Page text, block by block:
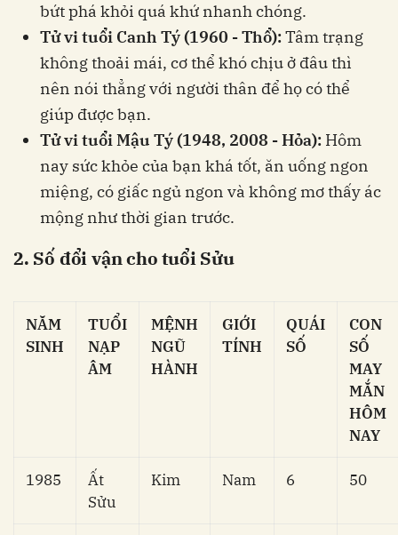
bứt phá khỏi quá khứ nhanh chóng.
Tử vi tuổi Canh Tý (1960 - Thổ):Tâm trạng
không thoải mái, cơ thể khó chịu ở đâu thì
nên nói thẳng với người thân để họ có thể
giúp được bạn.
Tử vi tuổi Mậu Tý (1948, 2008 - Hỏa): Hôm
nay sức khỏe của bạn khá tốt, ăn uống ngon
miệng, có giấc ngủ ngon và không mơ thấy ác
mộng như thời gian trước.
2. Số đổi vận cho tuổi Sửu
NĂM
SINH
TUỔI
NẠP
ÂM
MỆNH
NGŨ
HÀNH
GIỚI
TÍNH
QUÁI
SỐ
CON
SỐ
MAY
MẮN
HÔM
NAY
1985
Ất
Sửu
Kim Nam 6 50